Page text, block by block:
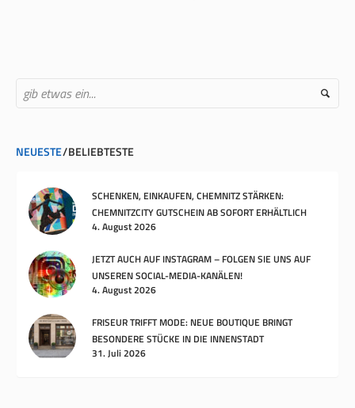
NEUESTE BELIEBTESTE
SCHENKEN, EINKAUFEN, CHEMNITZ STÄRKEN:
CHEMNITZCITY GUTSCHEIN AB SOFORT ERHÄLTLICH
4. August 2026
JETZT AUCH AUF INSTAGRAM – FOLGEN SIE UNS AUF
UNSEREN SOCIAL-MEDIA-KANÄLEN!
4. August 2026
FRISEUR TRIFFT MODE: NEUE BOUTIQUE BRINGT
BESONDERE STÜCKE IN DIE INNENSTADT
31. Juli 2026